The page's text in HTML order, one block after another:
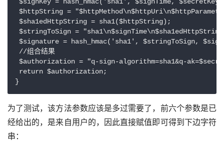
$httpString =
$sha1edHttpString = sha1($httpString);
$stringToSign =
$signature = hash_hmac('sha1', $stringToSign,
//组合结果
$authorization = "q-sign-algorithm=sha1&q-
return $authorization;
}
为了测试，该方法参数应该是多过需要了，前六个参数是已
经给出的，是来自用户的，因此直接赋值即可得到下边字符
串：